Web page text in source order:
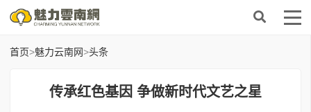
首页>魅力云南网>头条
传承红色基因 争做新时代文艺之星